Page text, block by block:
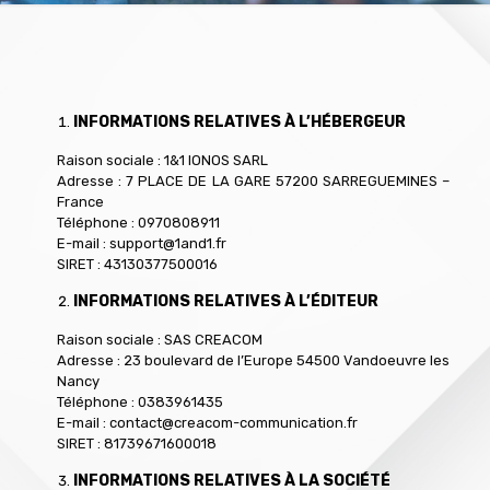
INFORMATIONS RELATIVES À L’HÉBERGEUR
Raison sociale : 1&1 IONOS SARL
Adresse : 7 PLACE DE LA GARE 57200 SARREGUEMINES –
France
Téléphone : 0970808911
E-mail : support@1and1.fr
SIRET : 43130377500016
INFORMATIONS RELATIVES À L’ÉDITEUR
Raison sociale : SAS CREACOM
Adresse : 23 boulevard de l’Europe 54500 Vandoeuvre les
Nancy
Téléphone : 0383961435
E-mail : contact@creacom-communication.fr
SIRET : 81739671600018
INFORMATIONS RELATIVES À LA SOCIÉTÉ